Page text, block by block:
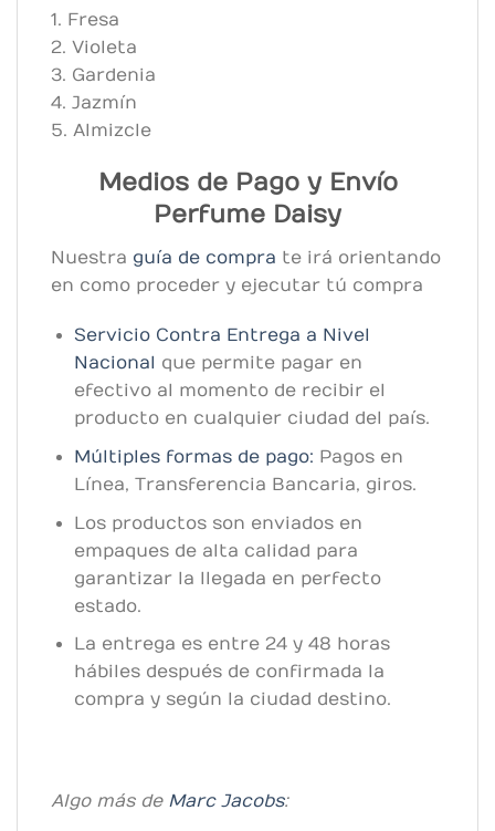
1. Fresa
2. Violeta
3. Gardenia
4. Jazmín
5. Almizcle
Medios de Pago y Envío
Perfume Daisy
Nuestra guía de compra te irá orientando
en como proceder y ejecutar tú compra
Servicio Contra Entrega a Nivel
Nacional
que permite pagar en
efectivo al momento de recibir el
producto en cualquier ciudad del país.
Múltiples formas de pago: Pagos en
Línea, Transferencia Bancaria, giros.
Los productos son enviados en
empaques de alta calidad para
garantizar la llegada en perfecto
estado.
La entrega es entre 24 y 48 horas
hábiles después de confirmada la
compra y según la ciudad destino.
Algo más de Marc Jacobs: